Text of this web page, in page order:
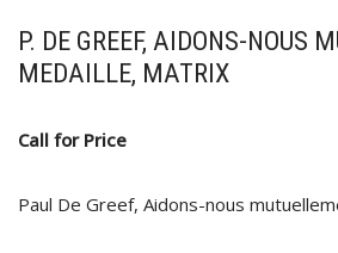
P. DE GREEF, AIDONS-NOUS
MEDAILLE, MATRIX
Call for Price
Paul De Greef, Aidons-nous